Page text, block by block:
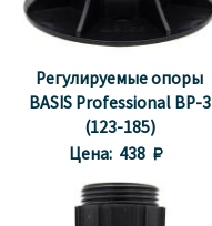
Регулируемые опоры
BASIS Professional BP-3
(123-185)
Цена: 438 